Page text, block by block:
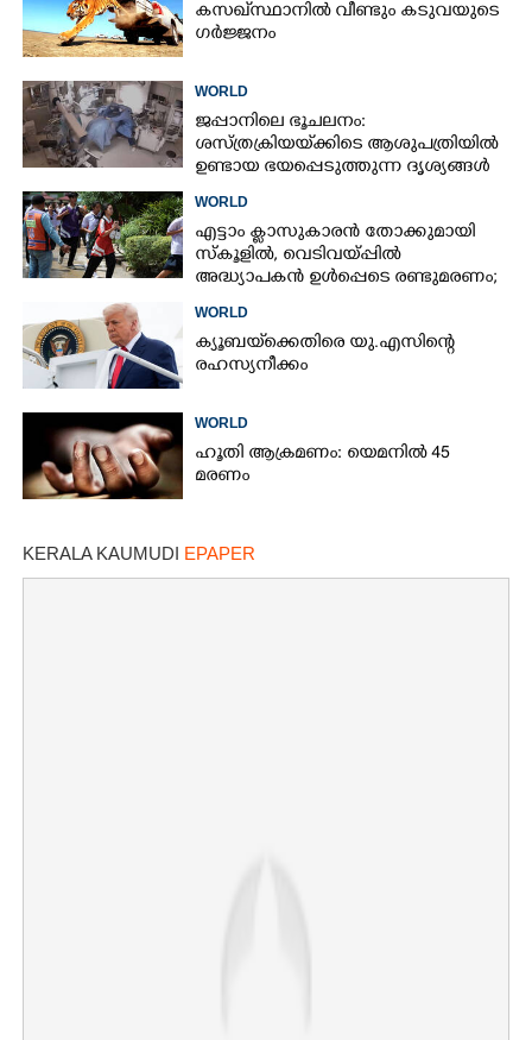
കസഖ്‌സ്ഥാനിൽ വീണ്ടും കടുവയുടെ
ഗർജ്ജനം
WORLD
ജപ്പാനിലെ ഭൂചലനം:
ശസ്ത്രക്രിയ‌യ്‌ക്കി‌ടെ ആശുപത്രിയിൽ
ഉണ്ടായ ഭയപ്പെടുത്തുന്ന ദൃശ്യങ്ങൾ
പുറത്ത്
WORLD
എട്ടാം ക്ളാസുകാരൻ തോക്കുമായി
സ്കൂളിൽ, വെടിവയ്പ്പിൽ
അദ്ധ്യാപകൻ ഉൾപ്പെടെ രണ്ടുമരണം;
15 പേർക്ക് പരിക്ക്
WORLD
ക്യൂബയ്‌ക്കെതിരെ യു.എസിന്റെ
രഹസ്യനീക്കം
WORLD
ഹൂതി ആക്രമണം: യെമനിൽ 45
മരണം
KERALA KAUMUDI EPAPER